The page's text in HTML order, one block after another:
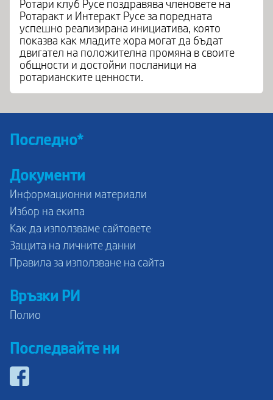
Ротари клуб Русе поздравява членовете на
Ротаракт и Интеракт Русе за поредната
успешно реализирана инициатива, която
показва как младите хора могат да бъдат
двигател на положителна промяна в своите
общности и достойни посланици на
ротарианските ценности.
Последно*
Документи
Информационни материали
Избор на екипа
Как да използваме сайтовете
Защита на личните данни
Правила за използване на сайта
Връзки РИ
Полио
Последвайте ни